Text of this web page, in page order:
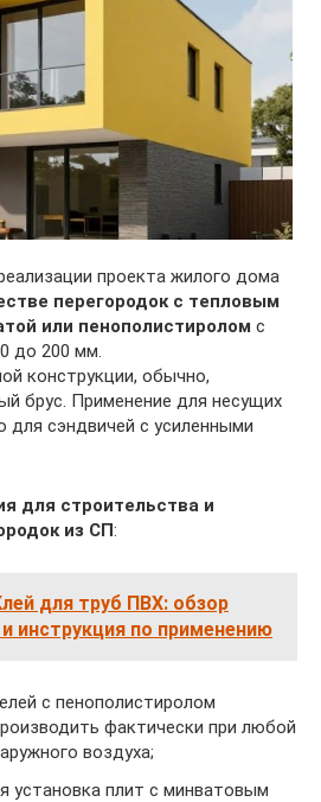
проекта жилого дома
перегородок с тепловым
или пенополистиролом с
до 200 мм.
конструкции, обычно,
брус. Применение для несущих
для сэндвичей с усиленными
для строительства и
из СП:
для труб ПВХ: обзор
инструкция по применению
с пенополистиролом
фактически при любой
воздуха;
установка плит с минватовым